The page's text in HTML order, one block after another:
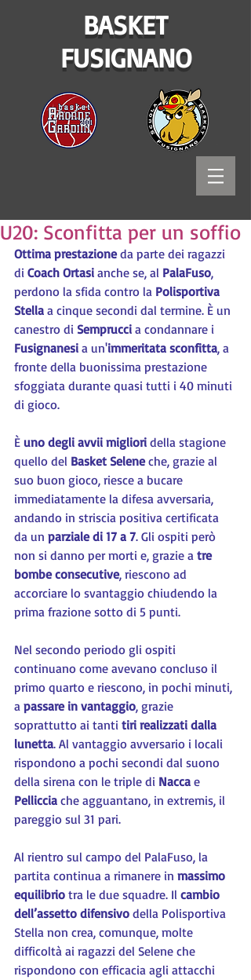
BASKET
FUSIGNANO
U20: Sconfitta per un soffio
Ottima prestazione da parte dei ragazzi
di Coach Ortasi anche se, al PalaFuso,
perdono la sfida contro la Polisportiva
Stella a cinque secondi dal termine. È un
canestro di Semprucci a condannare i
Fusignanesi a un'immeritata sconfitta, a
fronte della buonissima prestazione
sfoggiata durante quasi tutti i 40 minuti
di gioco.
È uno degli avvii migliori della stagione
quello del Basket Selene che, grazie al
suo buon gioco, riesce a bucare
immediatamente la difesa avversaria,
andando in striscia positiva certificata
da un parziale di 17 a 7. Gli ospiti però
non si danno per morti e, grazie a tre
bombe consecutive, riescono ad
accorciare lo svantaggio chiudendo la
prima frazione sotto di 5 punti.
Nel secondo periodo gli ospiti
continuano come avevano concluso il
primo quarto e riescono, in pochi minuti,
a passare in vantaggio, grazie
soprattutto ai tanti tiri realizzati dalla
lunetta. Al vantaggio avversario i locali
rispondono a pochi secondi dal suono
della sirena con le triple di Nacca e
Pelliccia che agguantano, in extremis, il
pareggio sul 31 pari.
Al rientro sul campo del PalaFuso, la
partita continua a rimanere in massimo
equilibrio tra le due squadre. Il cambio
dell’assetto difensivo della Polisportiva
Stella non crea, comunque, molte
difficoltà ai ragazzi del Selene che
rispondono con efficacia agli attacchi